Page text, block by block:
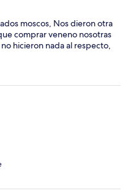
moscos, Nos dieron otra
comprar veneno nosotras
hicieron nada al respecto,